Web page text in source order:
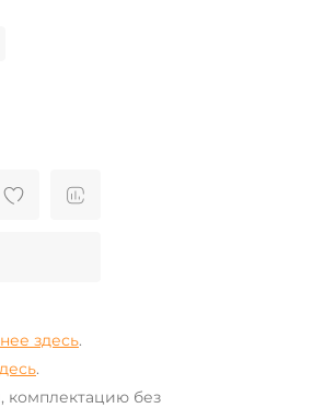
здесь.
.
комплектацию без